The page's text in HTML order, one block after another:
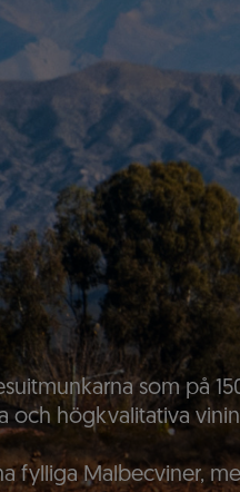
som på
och högkvalitativa
fylliga Malbecviner,